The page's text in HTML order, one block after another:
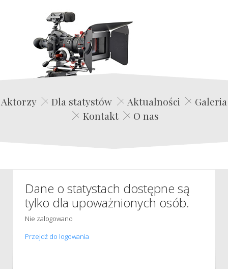
Edwin Film Agencja Aktorska
Aktorzy Dla statystów Aktualności
Galeria
Kontakt
O nas
Dane o statystach dostępne są
tylko dla upoważnionych osób.
Nie zalogowano
Przejdź do logowania